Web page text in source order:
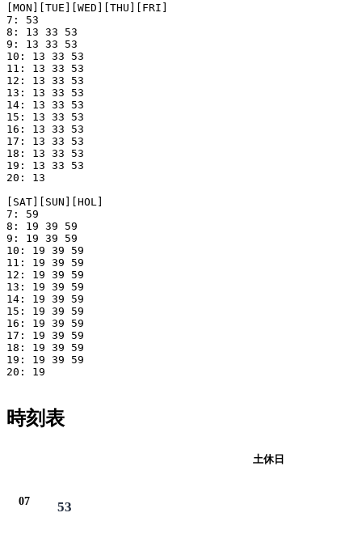
[MON][TUE][WED][THU][FRI]
7: 53
8: 13 33 53
9: 13 33 53
10: 13 33 53
11: 13 33 53
12: 13 33 53
13: 13 33 53
14: 13 33 53
15: 13 33 53
16: 13 33 53
17: 13 33 53
18: 13 33 53
19: 13 33 53
20: 13
[SAT][SUN][HOL]
7: 59
8: 19 39 59
9: 19 39 59
10: 19 39 59
11: 19 39 59
12: 19 39 59
13: 19 39 59
14: 19 39 59
15: 19 39 59
16: 19 39 59
17: 19 39 59
18: 19 39 59
19: 19 39 59
20: 19
時刻表
土休日
07 53